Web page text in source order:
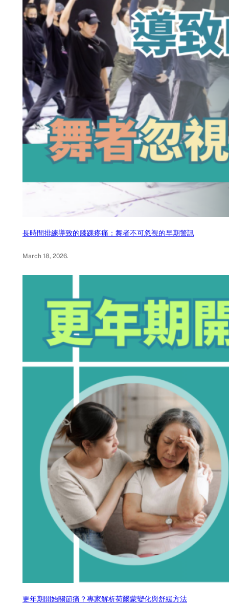
長時間排練導致的膝踝疼痛：舞者不可忽視的早期警訊
March 18, 2026.
更年期開始關節痛？專家解析荷爾蒙變化與舒緩方法